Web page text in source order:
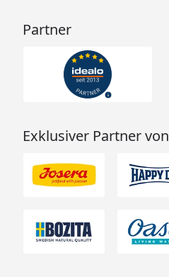
Partner
Exklusiver Partner von